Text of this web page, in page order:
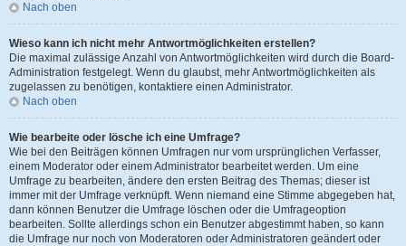
Nach oben
Wieso kann ich nicht mehr Antwortmöglichkeiten erstellen?
Die maximal zulässige Anzahl von Antwortmöglichkeiten wird durch die Board-
Administration festgelegt. Wenn du glaubst, mehr Antwortmöglichkeiten als
zugelassen zu benötigen, kontaktiere einen Administrator.
Nach oben
Wie bearbeite oder lösche ich eine Umfrage?
Wie bei den Beiträgen können Umfragen nur vom ursprünglichen Verfasser,
einem Moderator oder einem Administrator bearbeitet werden. Um eine
Umfrage zu bearbeiten, ändere den ersten Beitrag des Themas; dieser ist
immer mit der Umfrage verknüpft. Wenn niemand eine Stimme abgegeben hat,
dann können Benutzer die Umfrage löschen oder die Umfrageoption
bearbeiten. Sollte allerdings schon ein Benutzer abgestimmt haben, so kann
die Umfrage nur noch von Moderatoren oder Administratoren geändert oder